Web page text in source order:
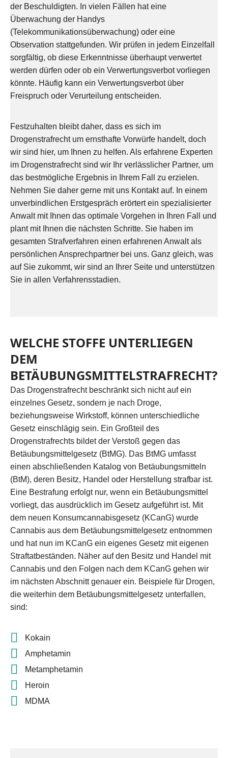
der Beschuldigten. In vielen Fällen hat eine
Überwachung der Handys
(Telekommunikationsüberwachung) oder eine
Observation stattgefunden. Wir prüfen in jedem Einzelfall
sorgfältig, ob diese Erkenntnisse überhaupt verwertet
werden dürfen oder ob ein Verwertungsverbot vorliegen
könnte. Häufig kann ein Verwertungsverbot über
Freispruch oder Verurteilung entscheiden.
Festzuhalten bleibt daher, dass es sich im
Drogenstrafrecht um ernsthafte Vorwürfe handelt, doch
wir sind hier, um Ihnen zu helfen. Als erfahrene Experten
im Drogenstrafrecht sind wir Ihr verlässlicher Partner, um
das bestmögliche Ergebnis in Ihrem Fall zu erzielen.
Nehmen Sie daher gerne mit uns Kontakt auf. In einem
unverbindlichen Erstgespräch erörtert ein spezialisierter
Anwalt mit Ihnen das optimale Vorgehen in Ihren Fall und
plant mit Ihnen die nächsten Schritte. Sie haben im
gesamten Strafverfahren einen erfahrenen Anwalt als
persönlichen Ansprechpartner bei uns. Ganz gleich, was
auf Sie zukommt, wir sind an Ihrer Seite und unterstützen
Sie in allen Verfahrensstadien.
WELCHE STOFFE UNTERLIEGEN
DEM
BETÄUBUNGSMITTELSTRAFRECHT?
Das Drogenstrafrecht beschränkt sich nicht auf ein
einzelnes Gesetz, sondern je nach Droge,
beziehungsweise Wirkstoff, können unterschiedliche
Gesetz einschlägig sein. Ein Großteil des
Drogenstrafrechts bildet der Verstoß gegen das
Betäubungsmittelgesetz (BtMG). Das BtMG umfasst
einen abschließenden Katalog von Betäubungsmitteln
(BtM), deren Besitz, Handel oder Herstellung strafbar ist.
Eine Bestrafung erfolgt nur, wenn ein Betäubungsmittel
vorliegt, das ausdrücklich im Gesetz aufgeführt ist. Mit
dem neuen Konsumcannabisgesetz (KCanG) wurde
Cannabis aus dem Betäubungsmittelgesetz entnommen
und hat nun im KCanG ein eigenes Gesetz mit eigenen
Straftatbeständen. Näher auf den Besitz und Handel mit
Cannabis und den Folgen nach dem KCanG gehen wir
im nächsten Abschnitt genauer ein. Beispiele für Drogen,
die weiterhin dem Betäubungsmittelgesetz unterfallen,
sind:
Kokain
Amphetamin
Metamphetamin
Heroin
MDMA